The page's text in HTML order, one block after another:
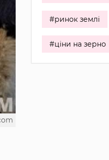
#ринок землі
#ціни на зерно